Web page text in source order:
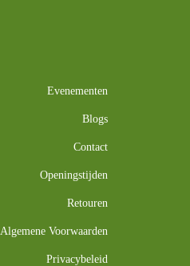
Evenementen
Blogs
Contact
Openingstijden
Retouren
Algemene Voorwaarden
Privacybeleid